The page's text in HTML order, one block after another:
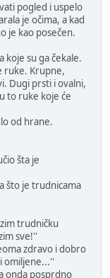
pogled i uspelo
je očima, a kad
je kao posečen.
koje su ga čekale.
ruke. Krupne,
Dugi prsti i ovalni,
to ruke koje će
od hrane.
šta je
što je trudnicama
trudničku
sve!''
zdravo i dobro
omiljene...''
onda posprdno